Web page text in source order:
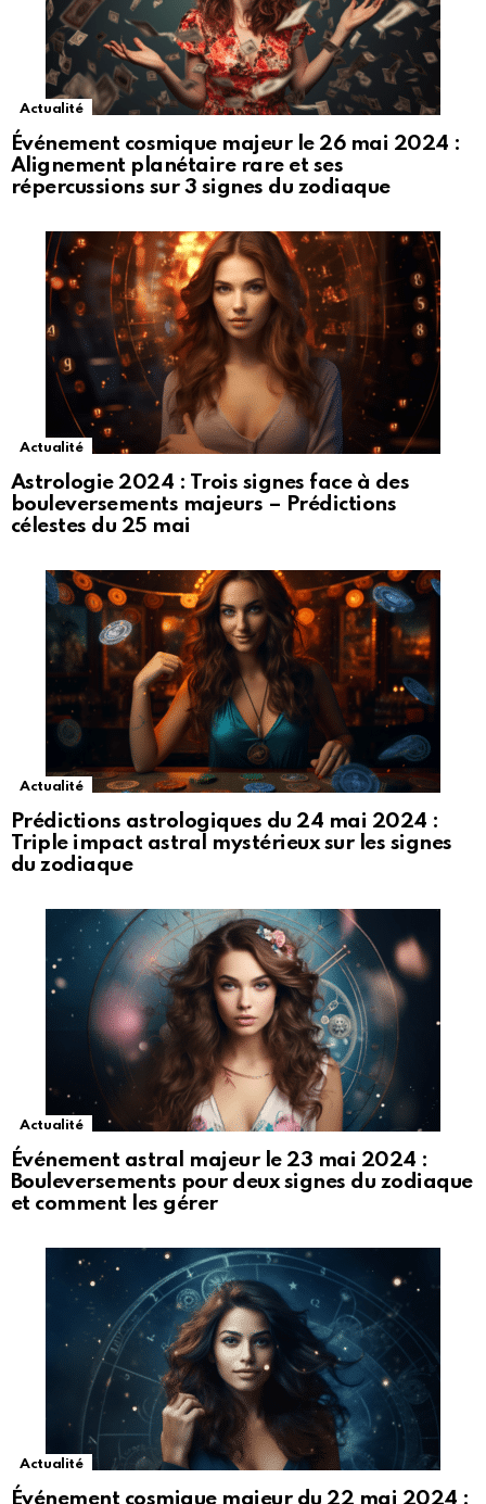
Actualité
Événement cosmique majeur le 26 mai 2024 :
Alignement planétaire rare et ses
répercussions sur 3 signes du zodiaque
Actualité
Astrologie 2024 : Trois signes face à des
bouleversements majeurs – Prédictions
célestes du 25 mai
Actualité
Prédictions astrologiques du 24 mai 2024 :
Triple impact astral mystérieux sur les signes
du zodiaque
Actualité
Événement astral majeur le 23 mai 2024 :
Bouleversements pour deux signes du zodiaque
et comment les gérer
Actualité
Événement cosmique majeur du 22 mai 2024 :